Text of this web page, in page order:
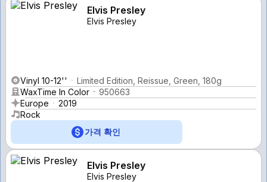
Elvis Presley
Elvis Presley
Vinyl 10-12''
Limited Edition, Reissue, Green, 180g
WaxTime In Color
950663
Europe
2019
Rock
가격 확인
Elvis Presley
Elvis Presley